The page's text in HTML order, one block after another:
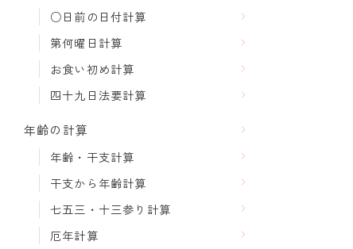
○日前の日付計算
第何曜日計算
お食い初め計算
四十九日法要計算
年齢の計算
年齢・干支計算
干支から年齢計算
七五三・十三参り計算
厄年計算